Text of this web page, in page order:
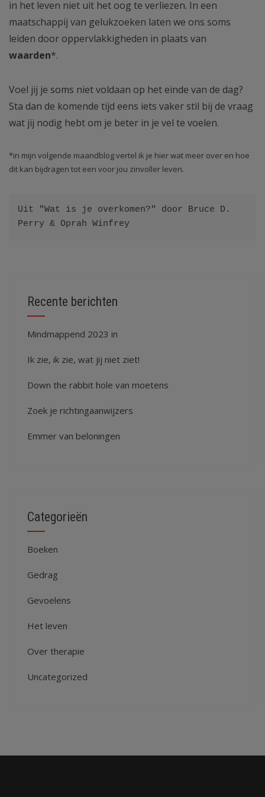
in het leven niet uit het oog te verliezen. In een
maatschappij van gelukzoeken laten we ons soms
leiden door oppervlakkigheden in plaats van
waarden*.
Voel jij je soms niet voldaan op het einde van de dag?
Sta dan de komende tijd eens iets vaker stil bij de vraag
wat jij nodig hebt om je beter in je vel te voelen.
*in mijn volgende maandblog vertel ik je hier wat meer over en hoe
dit kan bijdragen tot een voor jou zinvoller leven.
Uit "Wat is je overkomen?" door Bruce D.
Perry & Oprah Winfrey
Recente berichten
Mindmappend 2023 in
Ik zie, ik zie, wat jij niet ziet!
Down the rabbit hole van moetens
Zoek je richtingaanwijzers
Emmer van beloningen
Categorieën
Boeken
Gedrag
Gevoelens
Het leven
Over therapie
Uncategorized